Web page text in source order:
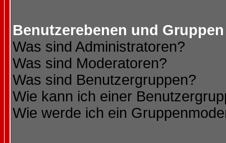
Benutzerebenen und Gruppen
Was sind Administratoren?
Was sind Moderatoren?
Was sind Benutzergruppen?
Wie kann ich einer
Wie werde ich ein